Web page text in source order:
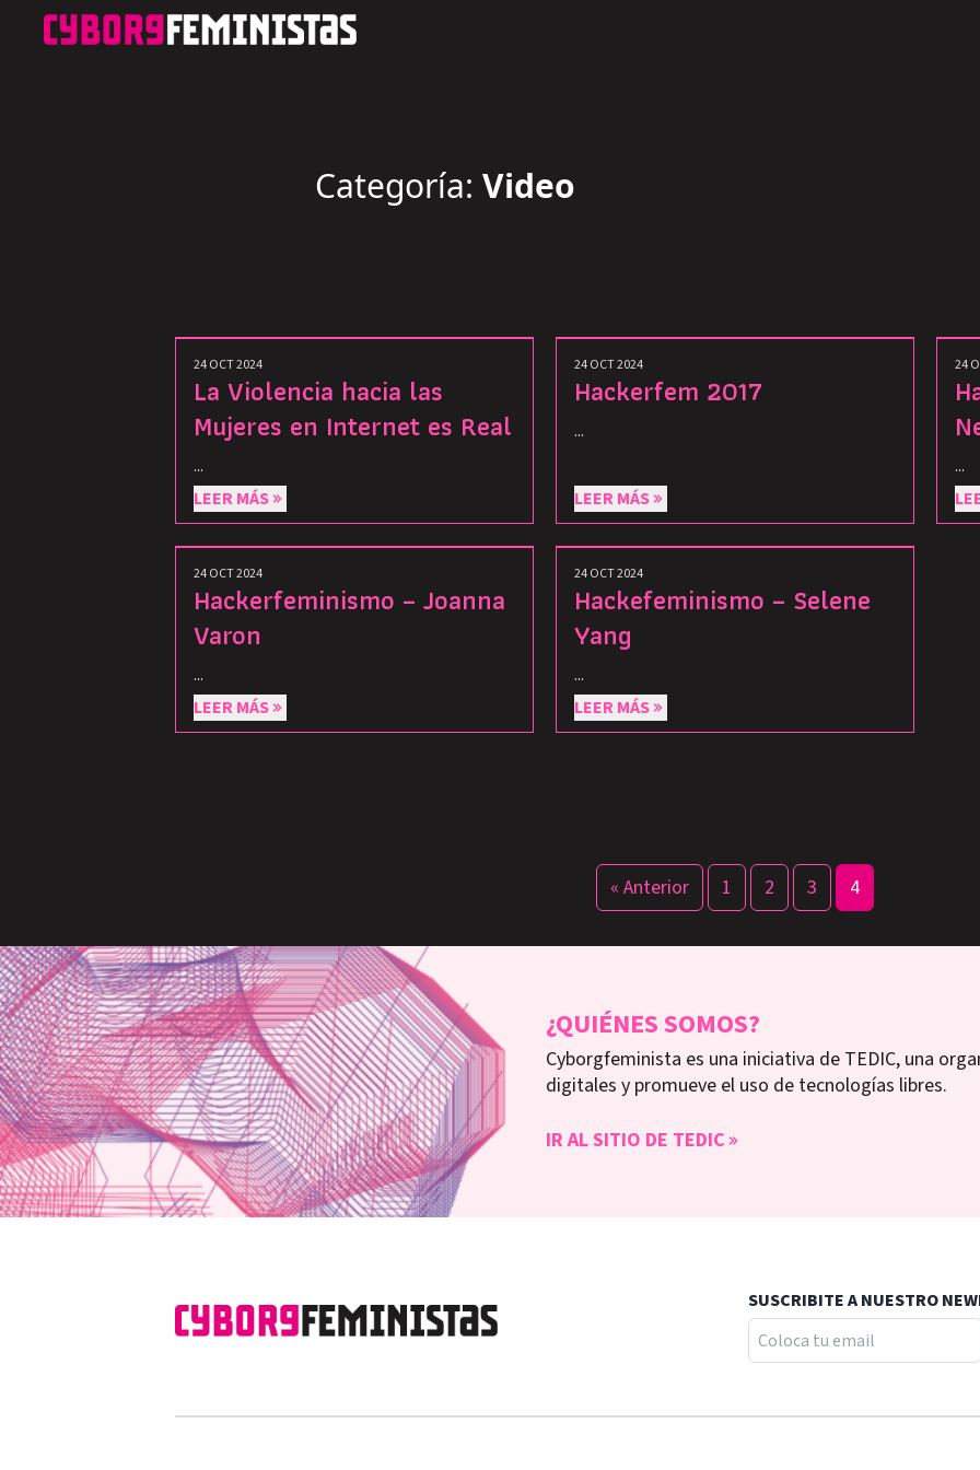
Categoría: Video
24 OCT 2024
La Violencia hacia las
Mujeres en Internet es Real
...
LEER MÁS
24 OCT 2024
Hackerfem 2017
...
LEER MÁS
24
...
24 OCT 2024
Hackerfeminismo – Joanna
Varon
...
LEER MÁS
24 OCT 2024
Hackefeminismo – Selene
Yang
...
LEER MÁS
« Anterior 1 2 3 4
¿QUIÉNES SOMOS?
Cyborgfeminista es una iniciativa de TEDIC, una
digitales y promueve el uso de tecnologías libres.
IR AL SITIO DE TEDIC
SUSCRIBITE A NUESTRO